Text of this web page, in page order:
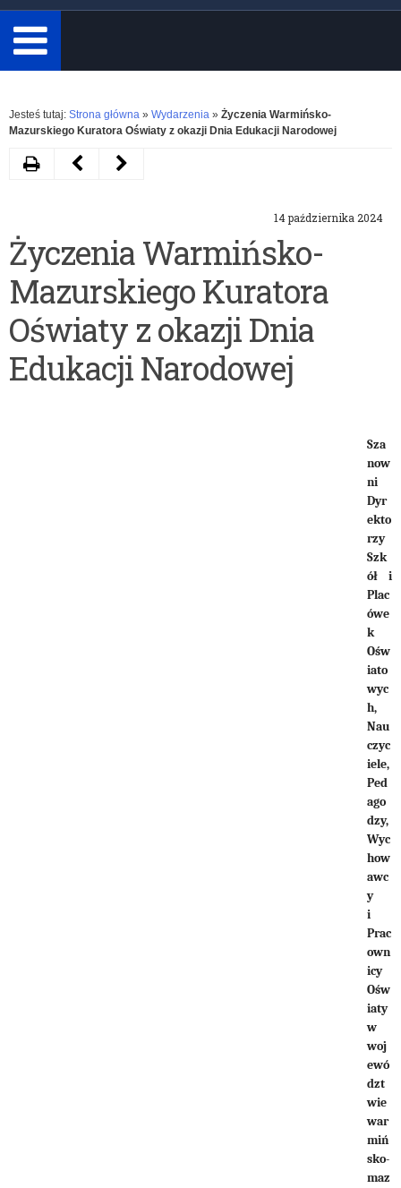
minimum
3
znaki.
Rozwiń
Jesteś tutaj: Strona główna » Wydarzenia » Życzenia Warmińsko-
Mazurskiego Kuratora Oświaty z okazji Dnia Edukacji Narodowej
14 października 2024
Życzenia Warmińsko-
Mazurskiego Kuratora
Oświaty z okazji Dnia
Edukacji Narodowej
Sza
now
ni
Dyr
ekto
rzy
Szk
ół i
Plac
ówe
k
Ośw
iato
wyc
h,
Nau
czyc
iele,
Ped
ago
dzy,
Wyc
how
awc
y
i
Prac
own
icy
Ośw
iaty
w
woj
ewó
dzt
wie
war
miń
sko-
maz
DrukujNastępny
z
Dyrektorami
Ośrodków
Doskonalenia
Nauczycieli
Poprzedni
z
cukrzycą”
szkolenie
dla